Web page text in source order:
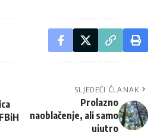
SLJEDEĆI ČLANAK
Prolazno
naoblačenje, ali samo
ujutro